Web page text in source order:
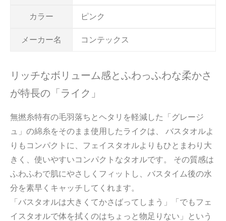
カラー ピンク
メーカー名 コンテックス
リッチなボリューム感とふわっふわな柔かさ
が特長の「ライク」
無撚糸特有の毛羽落ちとヘタリを軽減した「グレージ
ュ」の綿糸をそのまま使用したライクは、 バスタオルよ
りもコンパクトに、フェイスタオルよりもひとまわり大
きく、使いやすいコンパクトなタオルです。 その質感は
ふわふわで肌にやさしくフィットし、バスタイム後の水
分を素早くキャッチしてくれます。
「バスタオルは大きくてかさばってしまう」「でもフェ
イスタオルで体を拭くのはちょっと物足りない」という